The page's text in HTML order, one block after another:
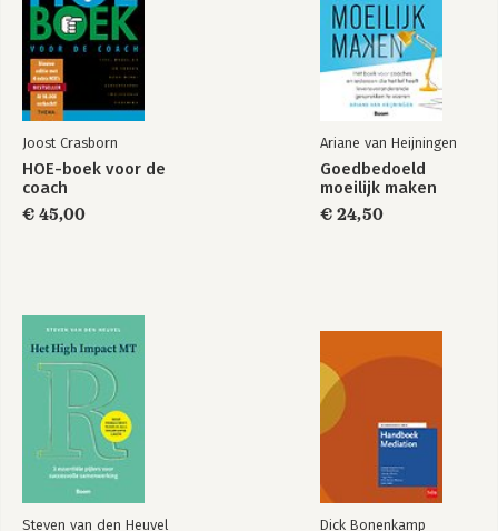
-Managementmodel en training als placebo
-Cognitieve benaderingen bevinden zich nog op drijfzand
-Hoe ontstaat je bewustzijn?
-Beter meten dan met competentie profielen
-Aannames? Zijn die altijd te voorkomen?
-Verantwoordelijkheid
-Je bent zo en je kan niet veranderen. O ja?
-Wat zit links en wat zit rechts?
-Trainers en coaches, verdiep je verdorie in je brein!
-Negatievelingen? Willen ze echt niet? Of kúnnen ze niet?
-Mislukte reorganisatie? Breinwetenschap gaat ons helpen
-Verliefd op het werk; het brein op hol!
-Niet alles is altijd te leren
-Zelfreflectie: waar zit dat in het brein?
-Zijn vrouwen principiëler dan mannen?
-Leiderschap; hebben wij dat nodig?
-Informele teams, formele leiders
-Competenties en contexten
Joost Crasborn
HOE-boek voor de
coach
€ 45,00
Ariane van Heijningen
Goedbedoeld
moeilijk maken
€ 24,50
Steven van den Heuvel Dick Bonenkamp